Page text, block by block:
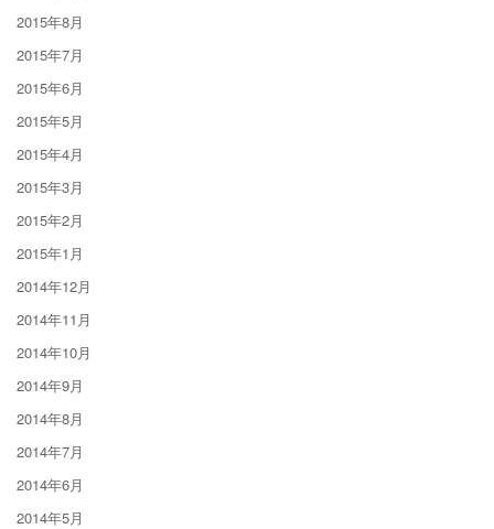
2015年8月
2015年7月
2015年6月
2015年5月
2015年4月
2015年3月
2015年2月
2015年1月
2014年12月
2014年11月
2014年10月
2014年9月
2014年8月
2014年7月
2014年6月
2014年5月